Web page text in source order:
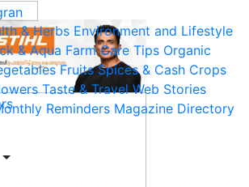
& Herbs Environment and Lifestyle
& Aqua Farm Care Tips Organic
Fruits Spices & Cash Crops
Taste & Travel Web Stories
Reminders Magazine Directory